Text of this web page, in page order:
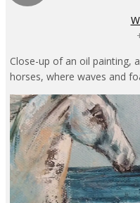
Close-up of an oil painting,
horses, where waves and